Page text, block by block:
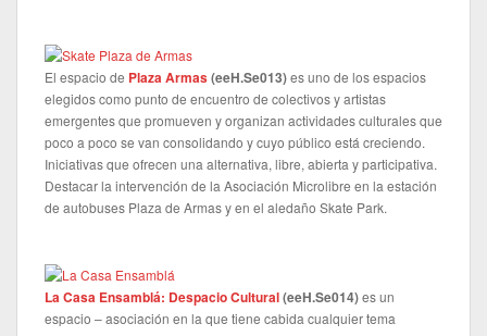
El espacio de Plaza Armas(eeH.Se013)es uno de los espacios
elegidos como punto de encuentro de colectivos y artistas
emergentes que promueven y organizan actividades culturales que
poco a poco se van consolidando y cuyo público está creciendo.
Iniciativas que ofrecen una alternativa, libre, abierta y participativa.
Destacar la intervención de la Asociación Microlibre en la estación
de autobuses Plaza de Armas y en el aledaño Skate Park.
La Casa Ensamblá: Despacio Cultural(eeH.Se014)es un
espacio – asociación en la que tiene cabida cualquier tema